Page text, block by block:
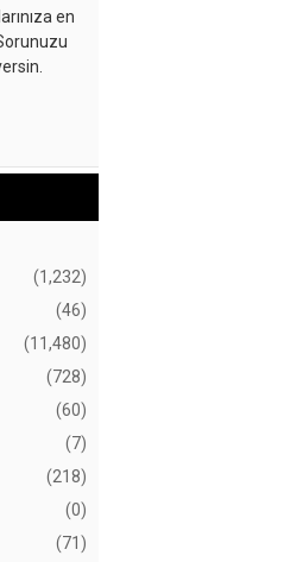
en
(1,232)
(46)
(11,480)
(728)
(60)
(7)
(218)
(0)
(71)